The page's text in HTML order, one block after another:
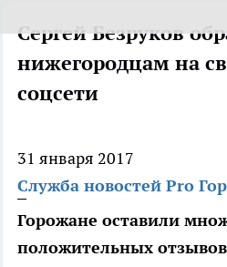
Сергей Безруков
нижегородцам на
соцсети
31 января 2017
Служба новостей Pro
Горожане оставили
положительных отзывов